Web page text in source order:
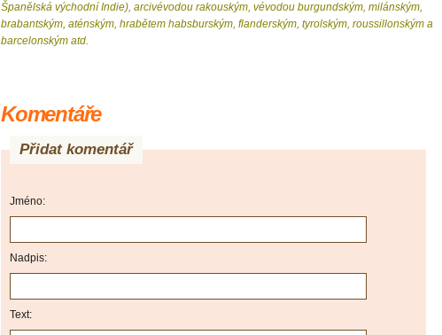
Španělská východní Indie), arcivévodou rakouským, vévodou burgundským, milánským,
brabantským, aténským, hrabětem habsburským, flanderským, tyrolským, roussillonským a
barcelonským atd.
Komentáře
Přidat komentář
Jméno:
Nadpis:
Text: